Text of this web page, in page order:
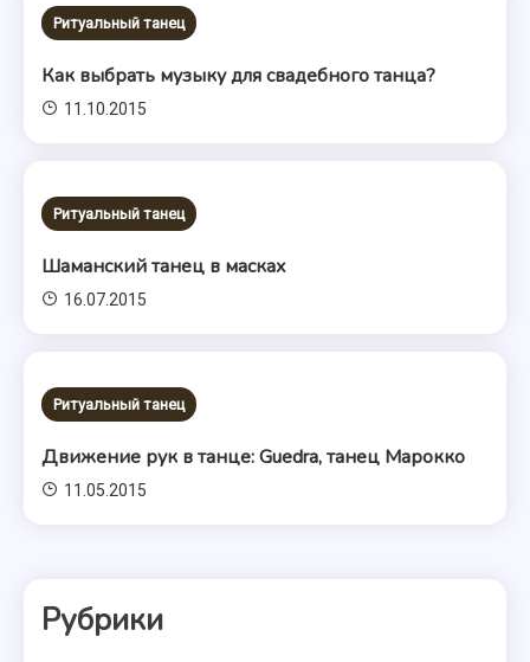
Ритуальный танец
Как выбрать музыку для свадебного танца?
11.10.2015
Ритуальный танец
Шаманский танец в масках
16.07.2015
Ритуальный танец
Движение рук в танце: Guedra, танец Марокко
11.05.2015
Рубрики